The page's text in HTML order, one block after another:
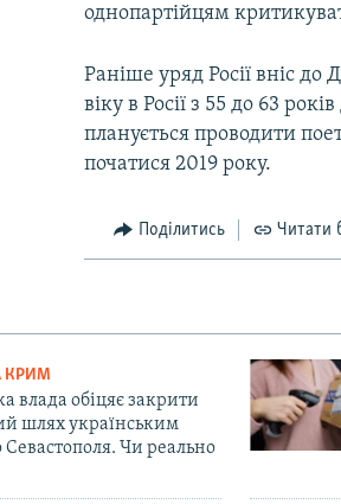
однопартійцям
Раніше уряд Росії вніс
віку в Росії з 55 до 63
планується проводити
початися 2019 року.
Поділитись Читати
КРИМ
влада обіцяє закрити
шлях українським
Чи реально